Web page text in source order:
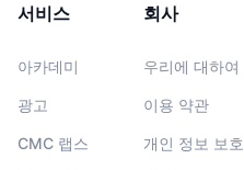
서비스
아카데미
광고
CMC 랩스
회사
우리에 대하여
이용 약관
개인 정보 보호